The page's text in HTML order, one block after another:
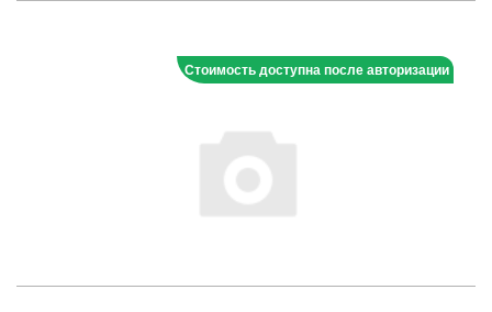
Стоимость доступна после авторизации